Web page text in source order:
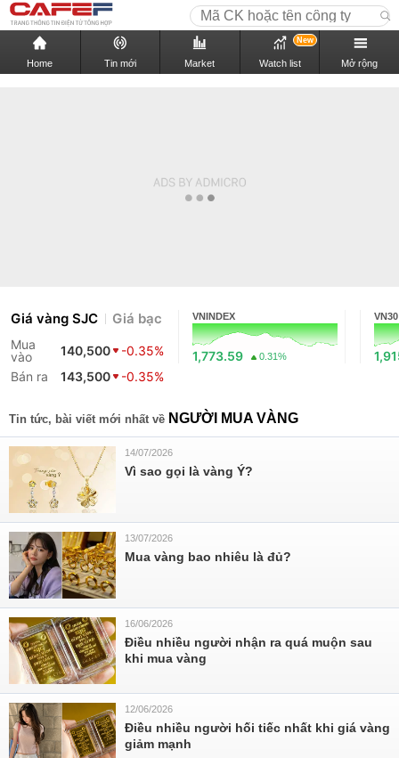
Home Tin mới Market Watch list
New
Mở rộng
Giá vàng SJC Giá bạc
Mua
vào
140,500
-0.35%
Bán ra
143,500 -0.35%
VNINDEX
1,773.59 0.31%
VN30
Tin tức, bài viết mới nhất về NGƯỜI MUA VÀNG
14/07/2026
Vì sao gọi là vàng Ý?
13/07/2026
Mua vàng bao nhiêu là đủ?
16/06/2026
Điều nhiều người nhận ra quá muộn sau
khi mua vàng
12/06/2026
Điều nhiều người hối tiếc nhất khi giá vàng
giảm mạnh